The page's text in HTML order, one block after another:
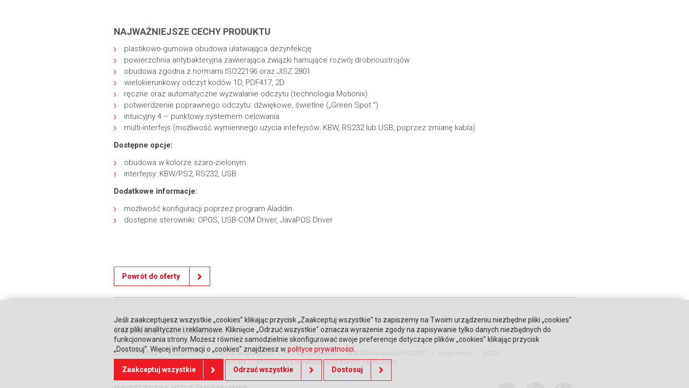
NAJWAŻNIEJSZE CECHY PRODUKTU
plastikowo-gumowa obudowa ułatwiająca dezynfekcję
powierzchnia antybakteryjna zawierająca związki hamujące rozwój drobnoustrojów
obudowa zgodna z normami ISO22196 oraz JISZ 2801
wielokierunkowy odczyt kodów 1D, PDF417, 2D
ręczne oraz automatyczne wyzwalanie odczytu (technologia Motionix)
potwierdzenie poprawnego odczytu: dźwiękowe, świetlne („Green Spot ”)
intuicyjny 4 – punktowy systemem celowania
multi-interfejs (możliwość wymiennego użycia intefejsów: KBW, RS232 lub USB, poprzez zmianę kabla)
Dostępne opcje:
obudowa w kolorze szaro-zielonym
interfejsy: KBW/PS2, RS232, USB
Dodatkowe informacje:
możliwość konfiguracji poprzez program Aladdin
dostępne sterowniki: OPOS, USB-COM Driver, JavaPOS Driver
Powrót do oferty
DOWIEDZ SIĘ WIĘCEJ
Strona główna Zaufali nam Warunki współpracy Poznaj Honeywell BLIKIEM na kasach POSNET
Polityka prywatności Informacja o przetwarzaniu danych osobowych
Jeśli zaakceptujesz wszystkie „cookies” klikając przycisk „Zaakceptuj wszystkie” to zapiszemy na Twoim urządzeniu niezbędne pliki „cookies”
oraz pliki analityczne i reklamowe. Kliknięcie „Odrzuć wszystkie" oznacza wyrażenie zgody na zapisywanie tylko danych niezbędnych do
funkcjonowania strony. Możesz również samodzielnie skonfigurować swoje preferencje dotyczące plików „cookies” klikając przycisk
„Dostosuj”. Więcej informacji o „cookies” znajdziesz w polityce prywatności.
Zaakceptuj wszystkie Odrzuć wszystkie Dostosuj